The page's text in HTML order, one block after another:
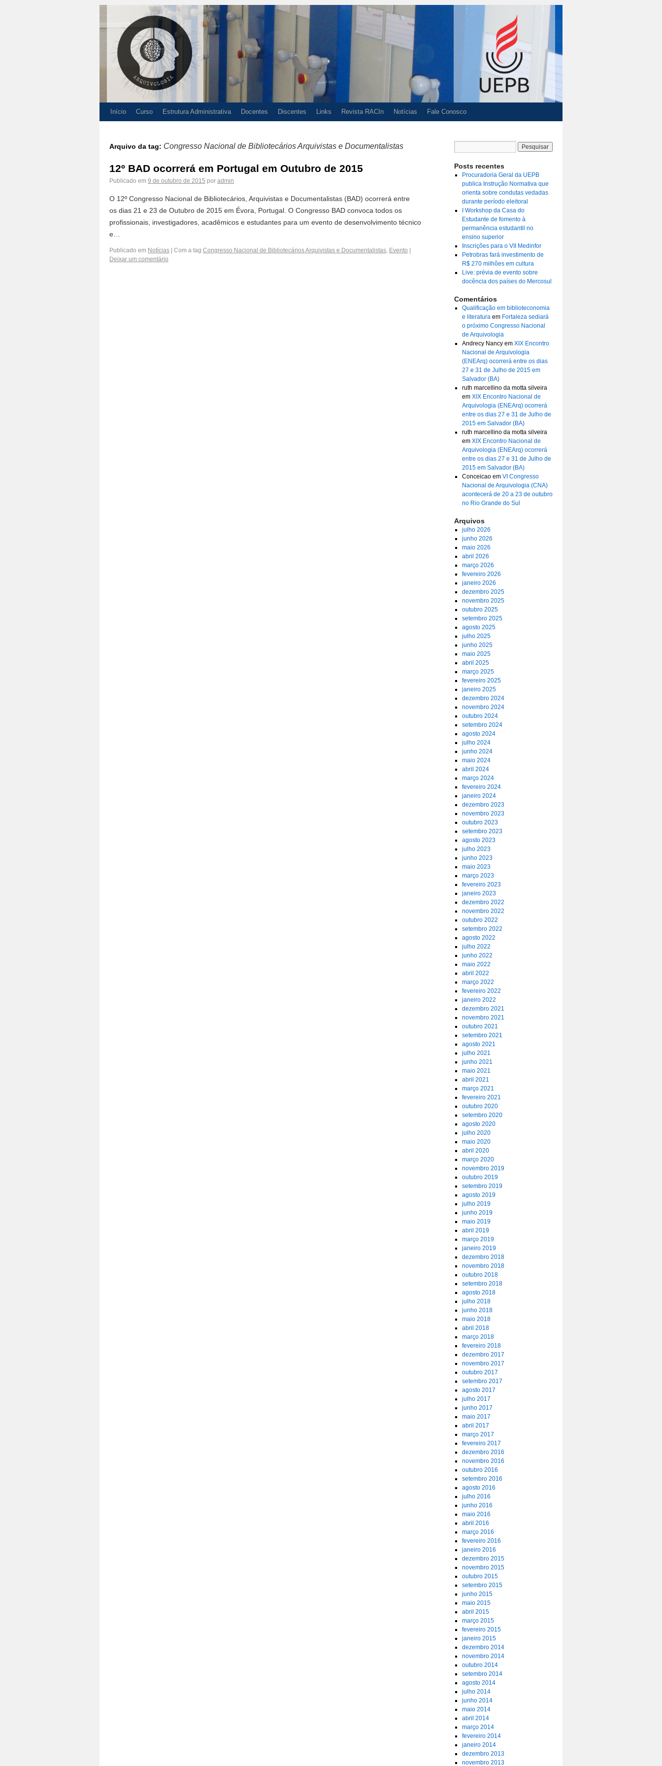
Início Curso Estrutura Administrativa Docentes Discentes Links Revista RACIn Notícias Fale Conosco
Arquivo da tag: Congresso Nacional de Bibliotecários Arquivistas e Documentalistas
12º BAD ocorrerá em Portugal em Outubro de 2015
Publicado em 9 de outubro de 2015 por admin
O 12º Congresso Nacional de Bibliotecários, Arquivistas e Documentalistas (BAD) ocorrerá entre
os dias 21 e 23 de Outubro de 2015 em Évora, Portugal. O Congresso BAD convoca todos os
profissionais, investigadores, acadêmicos e estudantes para um evento de desenvolvimento técnico
e…
Publicado em Notícias Com a tag Congresso Nacional de Bibliotecários Arquivistas e Documentalistas, Evento
Deixar um comentário
Posts recentes
Procuradoria Geral da UEPB
publica Instrução Normativa que
orienta sobre condutas vedadas
durante período eleitoral
I Workshop da Casa do
Estudante de fomento à
permanência estudantil no
ensino superior
Inscrições para o VII Medinfor
Petrobras fará investimento de
R$ 270 milhões em cultura
Live: prévia de evento sobre
docência dos países do Mercosul
Comentários
Qualificação em biblioteconomia
e literaturaem Fortaleza sediará
o próximo Congresso Nacional
de Arquivologia
Andrecy Nancyem XIX Encontro
Nacional de Arquivologia
(ENEArq) ocorrerá entre os dias
27 e 31 de Julho de 2015 em
Salvador (BA)
ruth marcellino da motta silveira
em XIX Encontro Nacional de
Arquivologia (ENEArq) ocorrerá
entre os dias 27 e 31 de Julho de
2015 em Salvador (BA)
ruth marcellino da motta silveira
em XIX Encontro Nacional de
Arquivologia (ENEArq) ocorrerá
entre os dias 27 e 31 de Julho de
2015 em Salvador (BA)
Conceicaoem VI Congresso
Nacional de Arquivologia (CNA)
acontecerá de 20 a 23 de outubro
no Rio Grande do Sul
Arquivos
julho 2026
junho 2026
maio 2026
abril 2026
março 2026
fevereiro 2026
janeiro 2026
dezembro 2025
novembro 2025
outubro 2025
setembro 2025
agosto 2025
julho 2025
junho 2025
maio 2025
abril 2025
março 2025
fevereiro 2025
janeiro 2025
dezembro 2024
novembro 2024
outubro 2024
setembro 2024
agosto 2024
julho 2024
junho 2024
maio 2024
abril 2024
março 2024
fevereiro 2024
janeiro 2024
dezembro 2023
novembro 2023
outubro 2023
setembro 2023
agosto 2023
julho 2023
junho 2023
maio 2023
março 2023
fevereiro 2023
janeiro 2023
dezembro 2022
novembro 2022
outubro 2022
setembro 2022
agosto 2022
julho 2022
junho 2022
maio 2022
abril 2022
março 2022
fevereiro 2022
janeiro 2022
dezembro 2021
novembro 2021
outubro 2021
setembro 2021
agosto 2021
julho 2021
junho 2021
maio 2021
abril 2021
março 2021
fevereiro 2021
outubro 2020
setembro 2020
agosto 2020
julho 2020
maio 2020
abril 2020
março 2020
novembro 2019
outubro 2019
setembro 2019
agosto 2019
julho 2019
junho 2019
maio 2019
abril 2019
março 2019
janeiro 2019
dezembro 2018
novembro 2018
outubro 2018
setembro 2018
agosto 2018
julho 2018
junho 2018
maio 2018
abril 2018
março 2018
fevereiro 2018
dezembro 2017
novembro 2017
outubro 2017
setembro 2017
agosto 2017
julho 2017
junho 2017
maio 2017
abril 2017
março 2017
fevereiro 2017
dezembro 2016
novembro 2016
outubro 2016
setembro 2016
agosto 2016
julho 2016
junho 2016
maio 2016
abril 2016
março 2016
fevereiro 2016
janeiro 2016
dezembro 2015
novembro 2015
outubro 2015
setembro 2015
junho 2015
maio 2015
abril 2015
março 2015
fevereiro 2015
janeiro 2015
dezembro 2014
novembro 2014
outubro 2014
setembro 2014
agosto 2014
julho 2014
junho 2014
maio 2014
abril 2014
março 2014
fevereiro 2014
janeiro 2014
dezembro 2013
novembro 2013